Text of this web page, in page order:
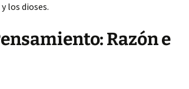
los dioses.
Razón e